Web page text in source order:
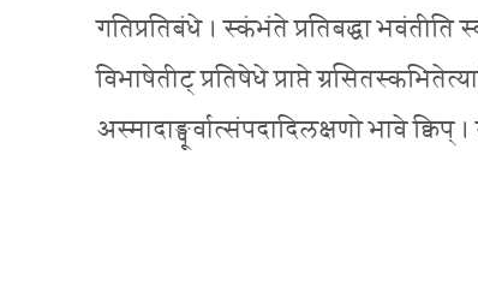
गतिप्रतिबंधे । स्कंभंते प्रतिबद्धा भवंतीति
विभाषेतीट् प्रतिषेधे प्राप्ते
अस्मादाङ्पूर्वात्संपदादिलक्षणो भावे